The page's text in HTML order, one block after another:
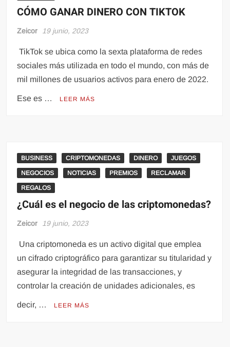
CÓMO GANAR DINERO CON TIKTOK
Zeicor 19 junio, 2023
TikTok se ubica como la sexta plataforma de redes
sociales más utilizada en todo el mundo, con más de
mil millones de usuarios activos para enero de 2022.
Ese es … LEER MÁS
BUSINESS CRIPTOMONEDAS DINERO JUEGOS
NEGOCIOS NOTICIAS PREMIOS RECLAMAR
REGALOS
¿Cuál es el negocio de las criptomonedas?
Zeicor 19 junio, 2023
Una criptomoneda es un activo digital que emplea
un cifrado criptográfico para garantizar su titularidad y
asegurar la integridad de las transacciones, y
controlar la creación de unidades adicionales, es
decir, … LEER MÁS